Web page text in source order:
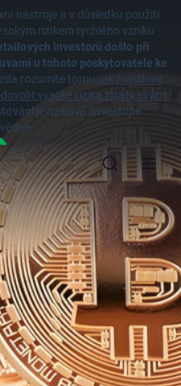
nástroje a v důsledku použití
rizikem rychlého vzniku
investorů došlo při
u tohoto poskytovatele ke
rozumíte tomu, jak rozdílové
vysoké riziko ztráty svých
je rizikové. Investujte